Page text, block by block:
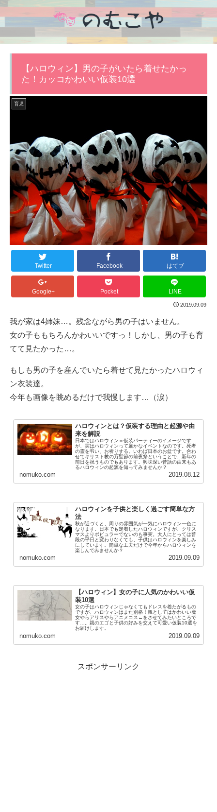
【ハロウィン】男の子がいたら着せたかっ
た！カッコかわいい仮装10選
育児
Twitter Facebook はてブ
Google+ Pocket LINE
2019.09.09
我が家は4姉妹…。残念ながら男の子はいません。
女の子ももちろんかわいいですっ！しかし、男の子も育
てて見たかった…。
もしも男の子を産んでいたら着せて見たかったハロウィ
ン衣装達。
今年も画像を眺めるだけで我慢します…（涙）
ハロウィンとは？仮装する理由と起源や由
来を解説
日本ではハロウィン＝仮装パーティーのイメージです
が、実はハロウィンって厳かなイベントなのです。死者
の霊を弔い、お祈りする。いわば日本のお盆です。合わ
せてキリスト教の万聖節の前夜祭ということで、新年の
前日を祝うものでもあります。興味深い昔話の由来もあ
るハロウィンの起源を知ってみませんか？
nomuko.com 2019.08.12
ハロウィンを子供と楽しく過ごす簡単な方
法
秋が近づくと、周りの雰囲気が一気にハロウィン一色に
なります。日本でも定着したハロウィンですが、クリス
マスよりポピュラーでないのも事実。大人にとっては普
段の平日と変わりなくても、子供はハロウィンを楽しみ
にしています。簡単な工夫だけで今年からハロウィンを
楽しんでみませんか？
nomuko.com 2019.09.09
【ハロウィン】女の子に人気のかわいい仮
装10選
女の子はハロウィンじゃなくてもドレスを着たがるもの
ですが、ハロウィンはまた別格！親としてはかわいい魔
女やらアリスやらアニメコス←をさせてみたいところで
す…。親のエゴと子供の好みを交えて可愛い仮装10選を
お届けします。
nomuko.com 2019.09.09
スポンサーリンク